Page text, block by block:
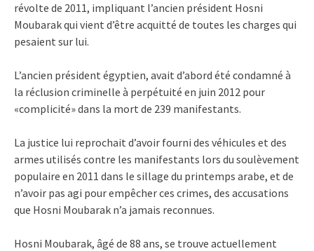
révolte de 2011, impliquant l’ancien président Hosni
Moubarak qui vient d’être acquitté de toutes les charges qui
pesaient sur lui.
L’ancien président égyptien, avait d’abord été condamné à
la réclusion criminelle à perpétuité en juin 2012 pour
«complicité» dans la mort de 239 manifestants.
La justice lui reprochait d’avoir fourni des véhicules et des
armes utilisés contre les manifestants lors du soulèvement
populaire en 2011 dans le sillage du printemps arabe, et de
n’avoir pas agi pour empêcher ces crimes, des accusations
que Hosni Moubarak n’a jamais reconnues.
Hosni Moubarak, âgé de 88 ans, se trouve actuellement